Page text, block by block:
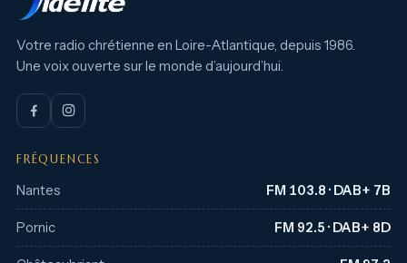
Votre radio chrétienne en Loire-Atlantique, depuis 1986.
Une voix ouverte sur le monde d’aujourd’hui.
FRÉQUENCES
Nantes FM 103.8 · DAB+ 7B
Pornic FM 92.5 · DAB+ 8D